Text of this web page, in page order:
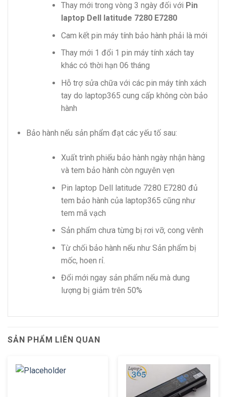
Thay mới trong vòng 3 ngày đối với Pin
laptop Dell latitude 7280 E7280
Cam kết pin máy tính bảo hành phải là mới
Thay mới 1 đổi 1 pin máy tính xách tay
khác có thời hạn 06 tháng
Hỗ trợ sửa chữa với các pin máy tính xách
tay do laptop365 cung cấp không còn bảo
hành
Bảo hành nếu sản phẩm đạt các yếu tố sau:
Xuất trình phiếu bảo hành ngày nhận hàng
và tem bảo hành còn nguyên vẹn
Pin laptop Dell latitude 7280 E7280 đủ
tem bảo hành của laptop365 cũng như
tem mã vạch
Sản phẩm chưa từng bị rơi vỡ, cong vênh
Từ chối bảo hành nếu như Sản phẩm bị
mốc, hoen rỉ.
Đổi mới ngay sản phẩm nếu mà dung
lượng bị giảm trên 50%
SẢN PHẨM LIÊN QUAN